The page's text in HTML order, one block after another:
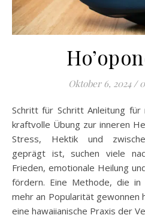
Oktober 6, 2024 /
Schritt für Schritt Anleitung für mehr inneren Frieden Eine
kraftvolle Übung zur inneren
Stress, Hektik und
geprägt ist, suchen viele
Frieden, emotionale Heilung
fördern. Eine Methode, die
mehr an Popularität
eine hawaiianische Praxis der